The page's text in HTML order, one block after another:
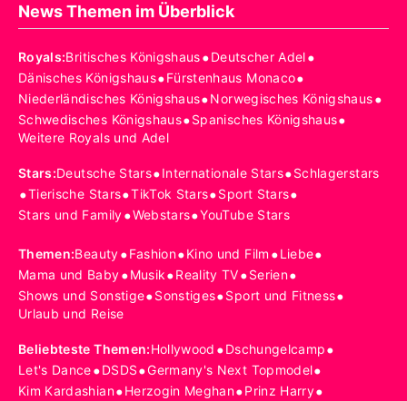
News Themen im Überblick
Royals:Britisches Königshaus•Deutscher Adel•
Dänisches Königshaus•Fürstenhaus Monaco•
Niederländisches Königshaus•Norwegisches Königshaus•
Schwedisches Königshaus•Spanisches Königshaus•
Weitere Royals und Adel
Stars:Deutsche Stars•Internationale Stars•Schlagerstars
•Tierische Stars•TikTok Stars•Sport Stars•
Stars und Family•Webstars•YouTube Stars
Themen:Beauty•Fashion•Kino und Film •Liebe•
Mama und Baby•Musik•Reality TV•Serien•
Shows und Sonstige•Sonstiges•Sport und Fitness•
Urlaub und Reise
Beliebteste Themen:Hollywood •Dschungelcamp•
Let's Dance•DSDS•Germany's Next Topmodel•
Kim Kardashian•Herzogin Meghan•Prinz Harry•